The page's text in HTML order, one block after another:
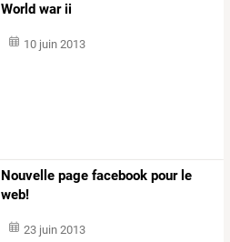
World war ii
10 juin 2013
Nouvelle page facebook pour le
web!
23 juin 2013